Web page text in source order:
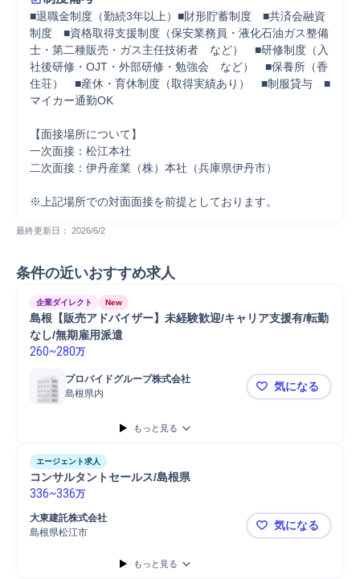
■退職金制度（勤続3年以上）■財形貯蓄制度　■共済会融資
制度　■資格取得支援制度（保安業務員・液化石油ガス整備
士・第二種販売・ガス主任技術者　など）　■研修制度（入
社後研修・OJT・外部研修・勉強会　など）　■保養所（香
住荘）　■産休・育休制度（取得実績あり）　■制服貸与　■
マイカー通勤OK
【面接場所について】
一次面接：松江本社
二次面接：伊丹産業（株）本社（兵庫県伊丹市）
※上記場所での対面面接を前提としております。
最終更新日： 2026/6/2
条件の近いおすすめ求人
企業ダイレクト New
島根【販売アドバイザー】未経験歓迎/キャリア支援有/転勤
なし/無期雇用派遣
260~280万
プロバイドグループ株式会社
島根県内
島根【販売
気になる
もっと見る
エージェント求人
コンサルタントセールス/島根県
336~336万
大東建託株式会社
島根県松江市
コンサルタ
気になる
もっと見る